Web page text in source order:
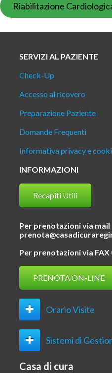
Riabilitazione
SERVIZI AL PAZIENTE
Check-Up
Accesso al ricovero
Preparazione Paziente
Domande Frequenti
Informativa privacy e
INFORMAZIONI
Recapiti Utili
Per prenotazioni via mail
Per prenotazioni via FAX
PRENOTA ON-LINE
Orario Visite
Sistemi di
Casa di cura